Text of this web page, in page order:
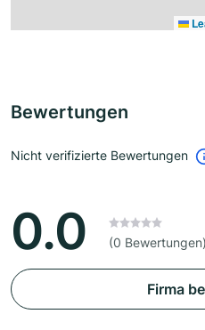
Bewertungen
Nicht verifizierte Bewertungen
0.0 (0 Bewertungen)
Firma